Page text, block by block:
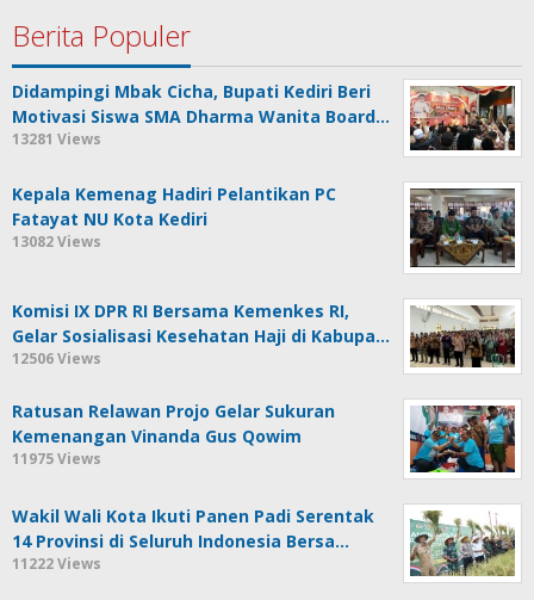
Berita Populer
Didampingi Mbak Cicha, Bupati Kediri Beri
Motivasi Siswa SMA Dharma Wanita Board…
13281 Views
Kepala Kemenag Hadiri Pelantikan PC
Fatayat NU Kota Kediri
13082 Views
Komisi IX DPR RI Bersama Kemenkes RI,
Gelar Sosialisasi Kesehatan Haji di Kabupa…
12506 Views
Ratusan Relawan Projo Gelar Sukuran
Kemenangan Vinanda Gus Qowim
11975 Views
Wakil Wali Kota Ikuti Panen Padi Serentak
14 Provinsi di Seluruh Indonesia Bersa…
11222 Views